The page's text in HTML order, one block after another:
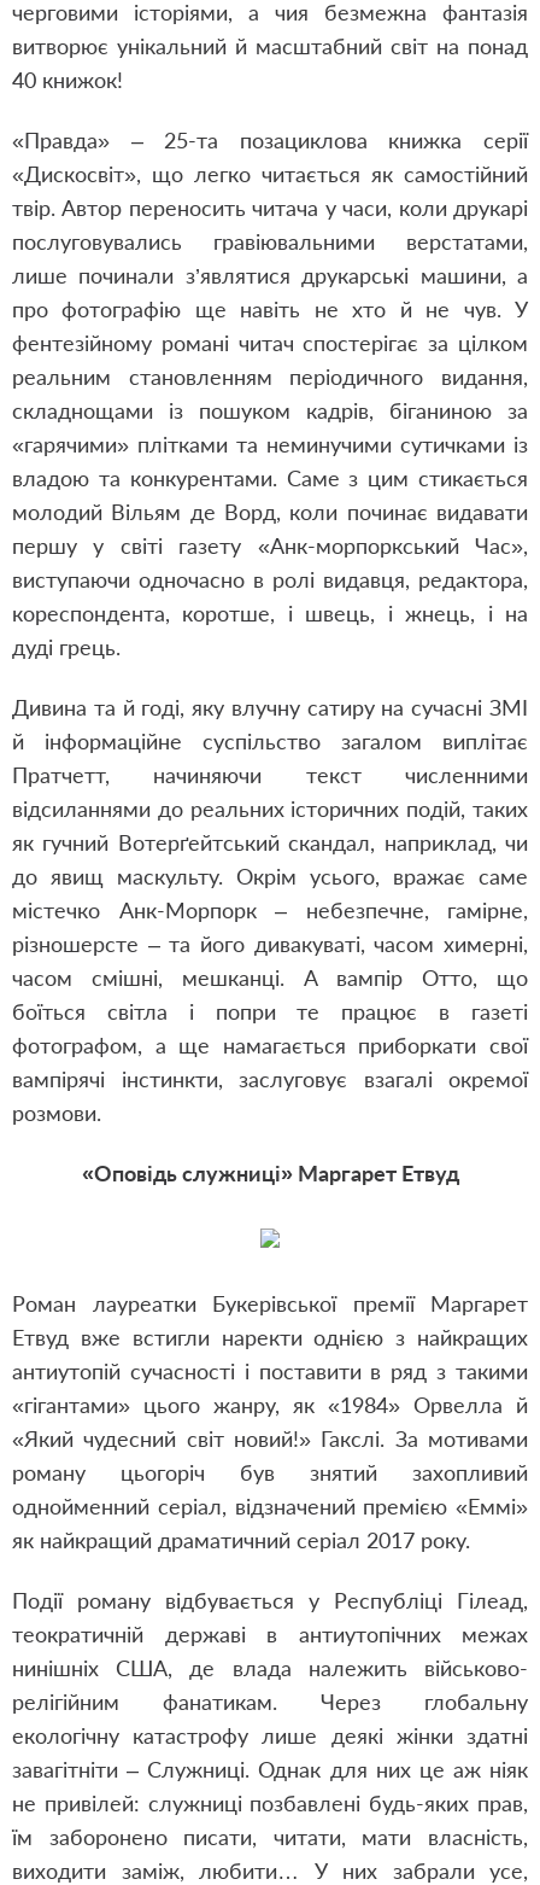
черговими історіями, а чия безмежна фантазія
витворює унікальний й масштабний світ на понад
40 книжок!
«Правда» – 25-та позациклова книжка серії
«Дискосвіт», що легко читається як самостійний
твір. Автор переносить читача у часи, коли друкарі
послуговувались гравіювальними верстатами,
лише починали з’являтися друкарські машини, а
про фотографію ще навіть не хто й не чув. У
фентезійному романі читач спостерігає за цілком
реальним становленням періодичного видання,
складнощами із пошуком кадрів, біганиною за
«гарячими» плітками та неминучими сутичками із
владою та конкурентами. Саме з цим стикається
молодий Вільям де Ворд, коли починає видавати
першу у світі газету «Анк-морпоркський Час»,
виступаючи одночасно в ролі видавця, редактора,
кореспондента, коротше, і швець, і жнець, і на
дуді грець.
Дивина та й годі, яку влучну сатиру на сучасні ЗМІ
й інформаційне суспільство загалом виплітає
Пратчетт, начиняючи текст численними
відсиланнями до реальних історичних подій, таких
як гучний Вотерґейтський скандал, наприклад, чи
до явищ маскульту. Окрім усього, вражає саме
містечко Анк-Морпорк – небезпечне, гамірне,
різношерсте – та його дивакуваті, часом химерні,
часом смішні, мешканці. А вампір Отто, що
боїться світла і попри те працює в газеті
фотографом, а ще намагається приборкати свої
вампірячі інстинкти, заслуговує взагалі окремої
розмови.
«Оповідь служниці» Маргарет Етвуд
Роман лауреатки Букерівської премії Маргарет
Етвуд вже встигли наректи однією з найкращих
антиутопій сучасності і поставити в ряд з такими
«гігантами» цього жанру, як «1984» Орвелла й
«Який чудесний світ новий!» Гакслі. За мотивами
роману цьогоріч був знятий захопливий
однойменний серіал, відзначений премією «Еммі»
як найкращий драматичний серіал 2017 року.
Події роману відбувається у Республіці Гілеад,
теократичній державі в антиутопічних межах
нинішніх США, де влада належить військово-
релігійним фанатикам. Через глобальну
екологічну катастрофу лише деякі жінки здатні
завагітніти – Служниці. Однак для них це аж ніяк
не привілей: служниці позбавлені будь-яких прав,
їм заборонено писати, читати, мати власність,
виходити заміж, любити… У них забрали усе,